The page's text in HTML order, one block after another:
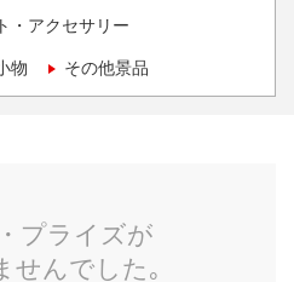
・アクセサリー
物 その他景品